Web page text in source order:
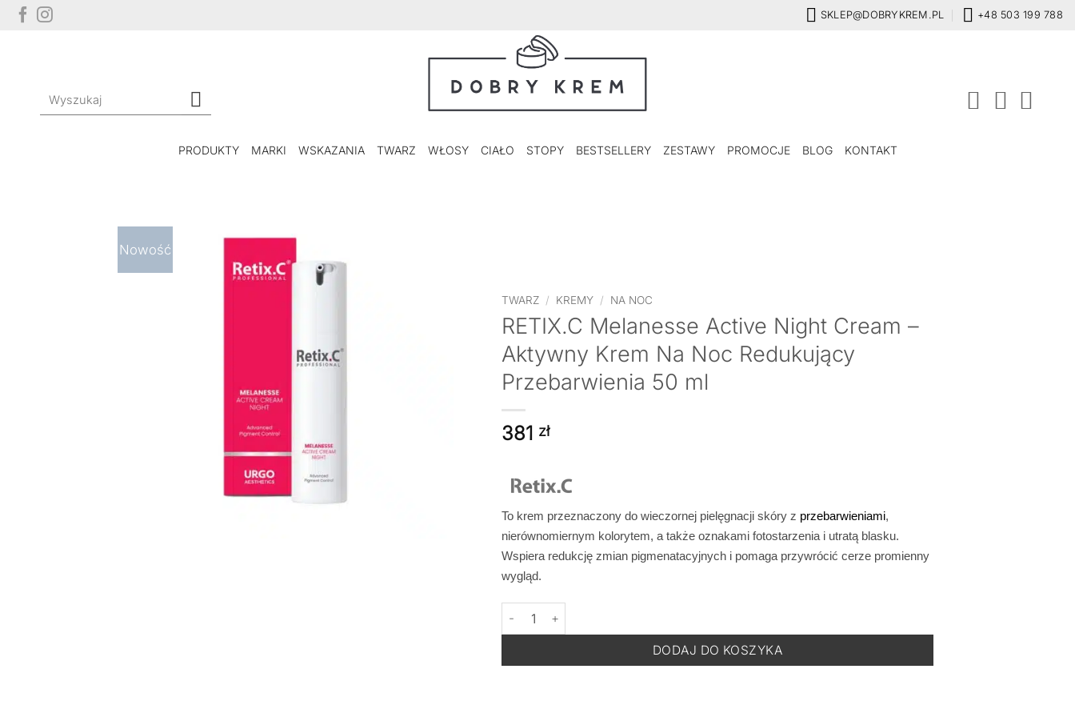
Przewiń
SKLEP@DOBRYKREM.PL +48 503 199 788
Szukaj:
PRODUKTY MARKI WSKAZANIA TWARZ WŁOSY CIAŁO STOPY BESTSELLERY ZESTAWY PROMOCJE BLOG KONTAKT
Nowość
TWARZ / KREMY / NA NOC
RETIX.C Melanesse Active Night Cream –
Aktywny Krem Na Noc Redukujący
Przebarwienia 50 ml
381 zł
To krem przeznaczony do wieczornej pielęgnacji skóry z przebarwieniami,
nierównomiernym kolorytem, a także oznakami fotostarzenia i utratą blasku.
Wspiera redukcję zmian pigmenatacyjnych i pomaga przywrócić cerze promienny
wygląd.
ilość RETIX.C Melanesse Active Night Cream - Aktywny Krem Na Noc Redukujący Przebarwienia 50 ml
DODAJ DO KOSZYKA